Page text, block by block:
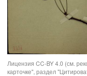
Лицензия CC-BY 4.0 (см.
карточке", раздел